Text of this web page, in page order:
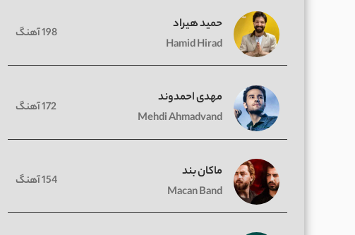
حمید هیراد
Hamid Hirad
198 آهنگ
مهدی احمدوند
Mehdi Ahmadvand
172 آهنگ
ماکان بند
Macan Band
154 آهنگ